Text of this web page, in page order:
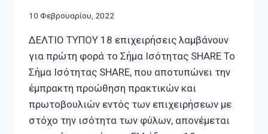
10 Φεβρουαρίου, 2022
ΔΕΛΤΙΟ ΤΥΠΟΥ 18 επιχειρήσεις λαμβάνουν
για πρώτη φορά το Σήμα Ισότητας SHARE Το
Σήμα Ισότητας SHARE, που αποτυπώνει την
έμπρακτη προώθηση πρακτικών και
πρωτοβουλιών εντός των επιχειρήσεων με
στόχο την ισότητα των φύλων, απονέμεται